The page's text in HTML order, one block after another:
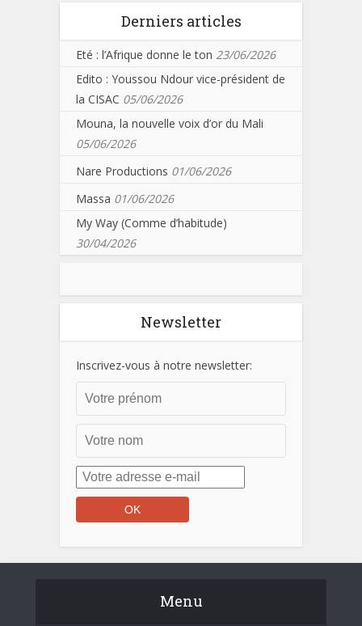
Derniers articles
Eté : l’Afrique donne le ton 23/06/2026
Edito : Youssou Ndour vice-président de
la CISAC 05/06/2026
Mouna, la nouvelle voix d’or du Mali
05/06/2026
Nare Productions 01/06/2026
Massa 01/06/2026
My Way (Comme d’habitude)
30/04/2026
Newsletter
Inscrivez-vous à notre newsletter:
Menu